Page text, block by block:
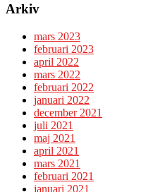
Arkiv
mars 2023
februari 2023
april 2022
mars 2022
februari 2022
januari 2022
december 2021
juli 2021
maj 2021
april 2021
mars 2021
februari 2021
januari 2021